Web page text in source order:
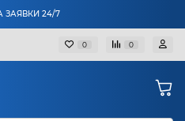
ЗАЯВКИ 24/7
0 0